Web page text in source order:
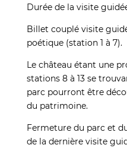
Durée de la visite
Billet couplé visite
poétique (station 1 à 7).
Le château étant une
stations 8 à 13 se
parc pourront être
du patrimoine.
Fermeture du parc et
de la dernière visite